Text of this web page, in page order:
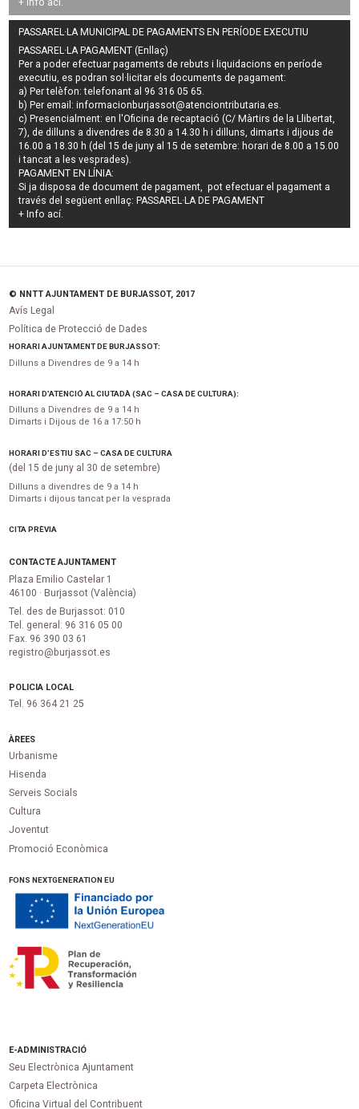
+ Info ací.
PASSAREL·LA MUNICIPAL DE PAGAMENTS EN PERÍODE EXECUTIU
PASSAREL·LA PAGAMENT (Enllaç)
Per a poder efectuar pagaments derebuts i liquidacions en període
executiu, es podran sol·licitar els documents de pagament:
a) Per telèfon: telefonant al 96 316 05 65.
b) Per email:informacionburjassot@atenciontributaria.es.
c) Presencialment: en l'Oficina de recaptació (C/ Màrtirs de la Llibertat,
7), de dilluns a divendres de 8.30 a 14.30 h i dilluns, dimarts i dijous de
16.00 a 18.30 h (del 15 de juny al 15 de setembre: horari de 8.00 a 15.00
i tancat a les vesprades).
PAGAMENT EN LÍNIA:
Si ja disposa de document de pagament, pot efectuar el pagament a
través del següent enllaç: PASSAREL·LA DE PAGAMENT
+ Info ací.
© NNTT AJUNTAMENT DE BURJASSOT, 2017
Avís Legal
Política de Protecció de Dades
HORARI AJUNTAMENT DE BURJASSOT:
Dilluns a Divendres de 9 a 14 h
HORARI D’ATENCIÓ AL CIUTADÀ (SAC – CASA DE CULTURA):
Dilluns a Divendres de 9 a 14 h
Dimarts i Dijous de 16 a 17:50 h
HORARI D’ESTIU SAC – CASA DE CULTURA
(del 15 de juny al 30 de setembre)
Dilluns a divendres de 9 a 14 h
Dimarts i dijous tancat per la vesprada
CITA PRÈVIA
CONTACTE AJUNTAMENT
Plaza Emilio Castelar 1
46100 · Burjassot (València)
Tel. des de Burjassot: 010
Tel. general: 96 316 05 00
Fax. 96 390 03 61
registro@burjassot.es
POLICIA LOCAL
Tel. 96 364 21 25
ÀREES
Urbanisme
Hisenda
Serveis Socials
Cultura
Joventut
Promoció Econòmica
FONS NEXTGENERATION EU
E-ADMINISTRACIÓ
Seu Electrònica Ajuntament
Carpeta Electrònica
Oficina Virtual del Contribuent